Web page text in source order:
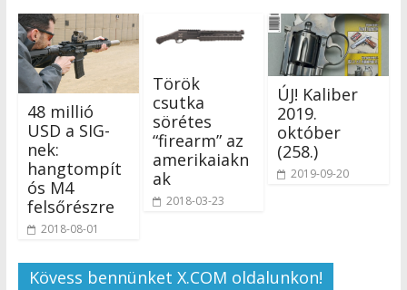
48 millió
USD a SIG-
nek:
hangtompít
ós M4
felsőrészre
2018-08-01
Török
csutka
sörétes
“firearm” az
amerikaiakn
ak
2018-03-23
ÚJ! Kaliber
2019.
október
(258.)
2019-09-20
Kövess bennünket X.COM oldalunkon!